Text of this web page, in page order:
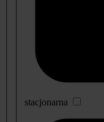
stacjonarna